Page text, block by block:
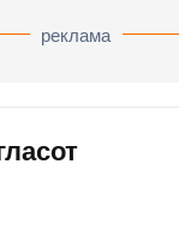
реклама